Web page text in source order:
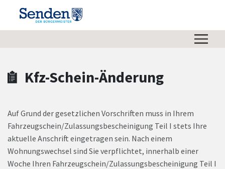
Zum Header
Zum Hauptinhalt
Zum Footer
Zum Hauptinhalt springen
Kfz-Schein-Änderung
Auf Grund der gesetzlichen Vorschriften muss in Ihrem
Fahrzeugschein/Zulassungsbescheinigung Teil I stets Ihre
aktuelle Anschrift eingetragen sein. Nach einem
Wohnungswechsel sind Sie verpflichtet, innerhalb einer
Woche Ihren Fahrzeugschein/Zulassungsbescheinigung Teil I